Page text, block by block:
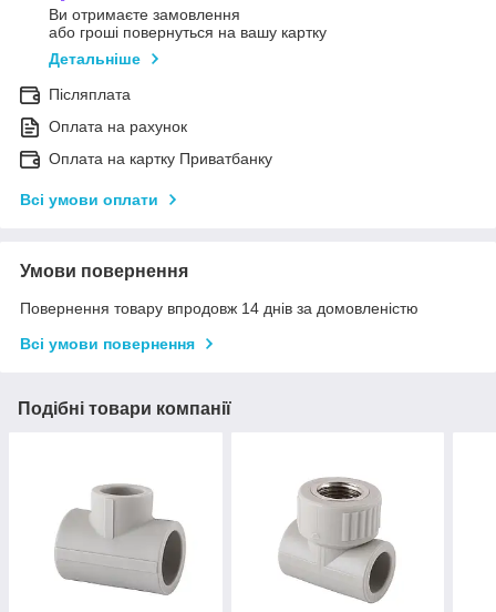
Ви отримаєте замовлення
або гроші повернуться на вашу картку
Детальніше
Післяплата
Оплата на рахунок
Оплата на картку Приватбанку
Всі умови оплати
Умови повернення
Повернення товару впродовж 14 днів за домовленістю
Всі умови повернення
Подібні товари компанії